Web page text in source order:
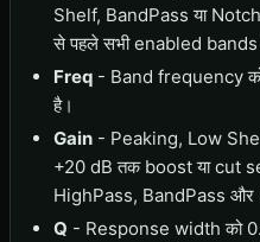
Shelf, BandPass या
से पहले सभी enabled bands
Freq - Band frequency
है।
Gain - Peaking, Low
+20 dB तक boost या cut
HighPass, BandPass और
Q - Response width को